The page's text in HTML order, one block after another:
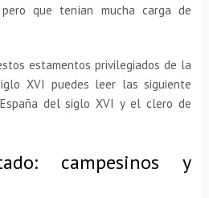
que tenían mucha carga de
estamentos privilegiados de la
XVI puedes leer las siguiente
del siglo XVI y el clero de
campesinos y